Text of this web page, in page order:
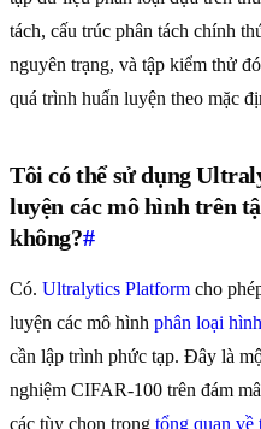
tách, cấu trúc phân tách chính
nguyên trạng, và tập kiểm thử
quá trình huấn luyện theo mặc
Tôi có thể sử dụng
luyện các mô hình trên
không?#
Có. Ultralytics Platform cho
luyện các mô hình phân loại
cần lập trình phức tạp. Đây là
nghiệm CIFAR-100 trên đám
các tùy chọn trong tổng quan về